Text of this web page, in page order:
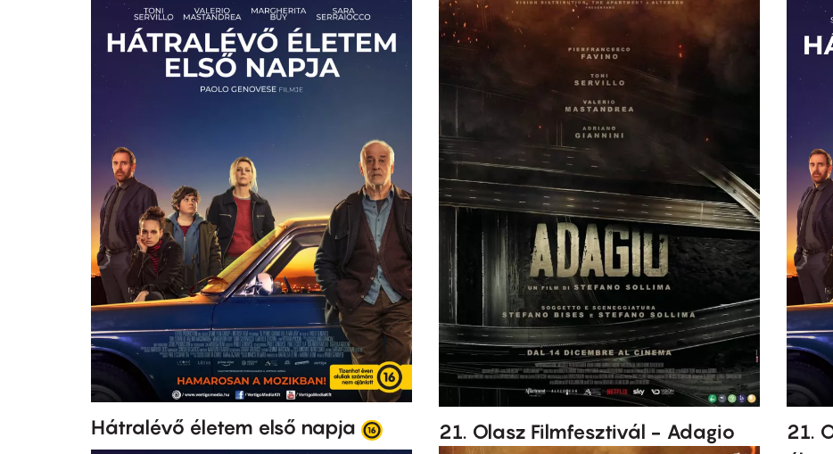
Hátralévő életem első napja 21. Olasz Filmfesztivál - Adagio
21.